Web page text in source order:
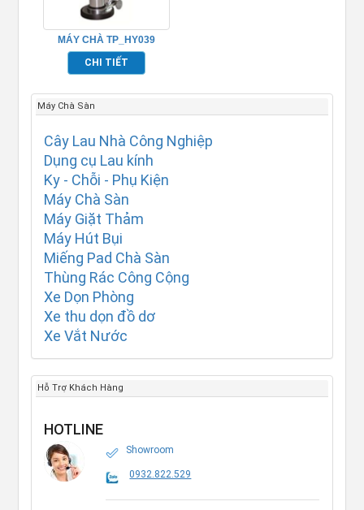
MÁY CHÀ TP_HY039
CHI TIẾT
Máy Chà Sàn
Cây Lau Nhà Công Nghiệp
Dụng cụ Lau kính
Ky - Chỗi - Phụ Kiện
Máy Chà Sàn
Máy Giặt Thảm
Máy Hút Bụi
Miếng Pad Chà Sàn
Thùng Rác Công Cộng
Xe Dọn Phòng
Xe thu dọn đồ dơ
Xe Vắt Nước
Hỗ Trợ Khách Hàng
HOTLINE
Showroom
0932.822.529